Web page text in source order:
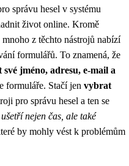
správu hesel v systému
život online. Kromě
z těchto nástrojů nabízí
formulářů. To znamená, že
jméno, adresu, e-mail a
formuláře. Stačí jen vybrat
pro správu hesel a ten se
nejen čas, ale také
by mohly vést k problémům